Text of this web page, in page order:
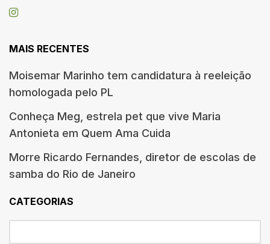
MAIS RECENTES
Moisemar Marinho tem candidatura à reeleição
homologada pelo PL
Conheça Meg, estrela pet que vive Maria
Antonieta em Quem Ama Cuida
Morre Ricardo Fernandes, diretor de escolas de
samba do Rio de Janeiro
CATEGORIAS